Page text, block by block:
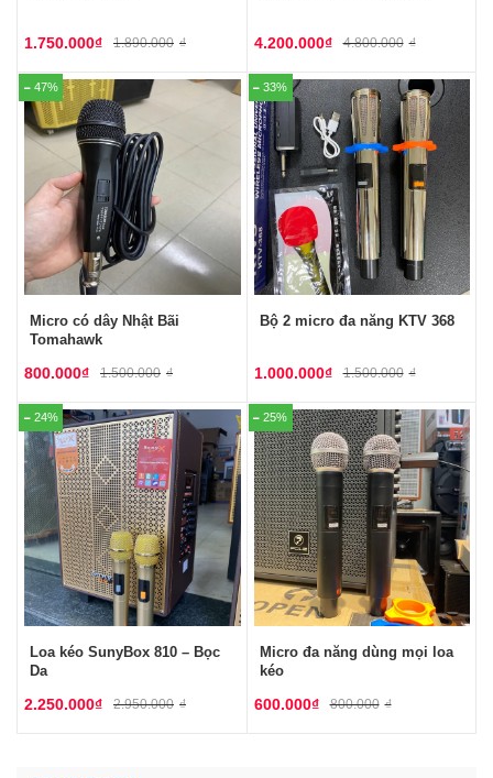
1.890.000 ₫
1.750.000₫ 4.800.000 ₫
4.200.000₫
47%
Micro có dây Nhật Bãi
Tomahawk
1.500.000 ₫
800.000₫
33%
Bộ 2 micro đa năng KTV 368
1.500.000 ₫
1.000.000₫
24%
Loa kéo SunyBox 810 – Bọc
Da
2.950.000 ₫
2.250.000₫
25%
Micro đa năng dùng mọi loa
kéo
800.000 ₫
600.000₫